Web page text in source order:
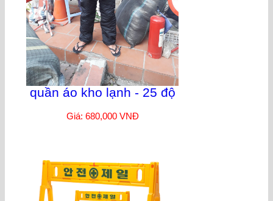
quần áo kho lạnh - 25 độ
Giá: 680,000 VNĐ